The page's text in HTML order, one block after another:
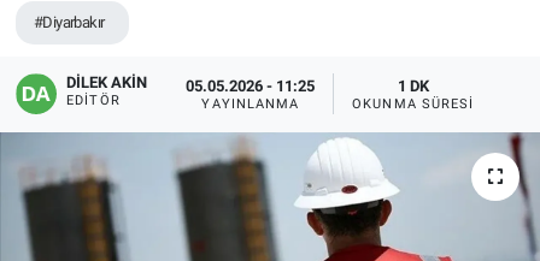
#Diyarbakır
DİLEK AKİN
EDITÖR
05.05.2026 - 11:25
YAYINLANMA
1 DK
OKUNMA SÜRESI
ÖZEL HABER
POLİTİKA